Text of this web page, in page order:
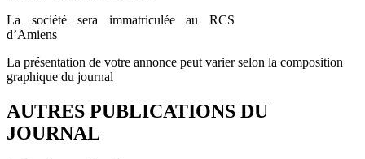
La société sera immatriculée au RCS
d’Amiens
La présentation de votre annonce peut varier selon la composition
graphique du journal
AUTRES PUBLICATIONS DU
JOURNAL